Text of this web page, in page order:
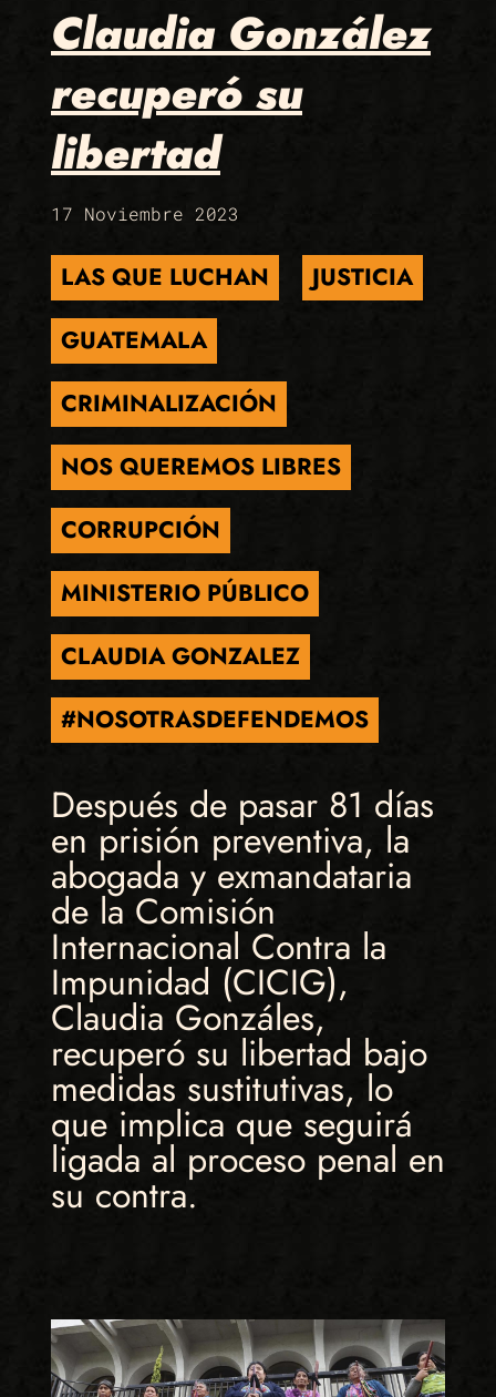
Claudia González
recuperó su
libertad
17 Noviembre 2023
LAS QUE LUCHAN
JUSTICIA
GUATEMALA
CRIMINALIZACIÓN
NOS QUEREMOS LIBRES
CORRUPCIÓN
MINISTERIO PÚBLICO
CLAUDIA GONZALEZ
#NOSOTRASDEFENDEMOS
Después de pasar 81 días
en prisión preventiva, la
abogada y exmandataria
de la Comisión
Internacional Contra la
Impunidad (CICIG),
Claudia Gonzáles,
recuperó su libertad bajo
medidas sustitutivas, lo
que implica que seguirá
ligada al proceso penal en
su contra.